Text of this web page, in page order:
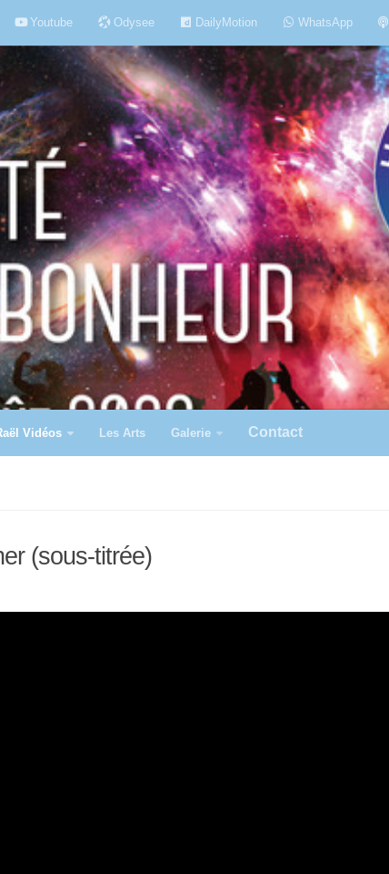
Youtube Odysee DailyMotion WhatsApp
Vidéos Les Arts Galerie Contact
(sous-titrée)